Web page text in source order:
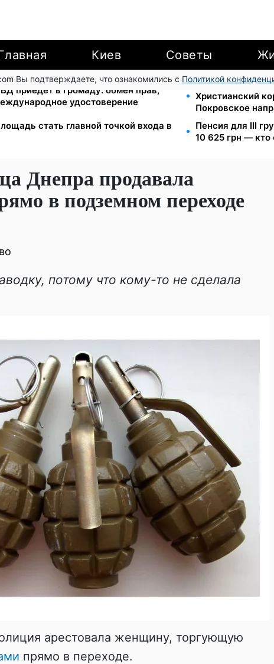
Киев Советы
Вы подтверждаете, что ознакомились с Политикой
приедет в громаду: обмен прав,
удостоверение
Мавики,
Христианский
Покровское
стать главной точкой входа в
Пенсия для III
10 625 грн — кто
Днепра продавала
в подземном переходе
потому что кому-то не сделала
арестовала женщину, торгующую
прямо в переходе.